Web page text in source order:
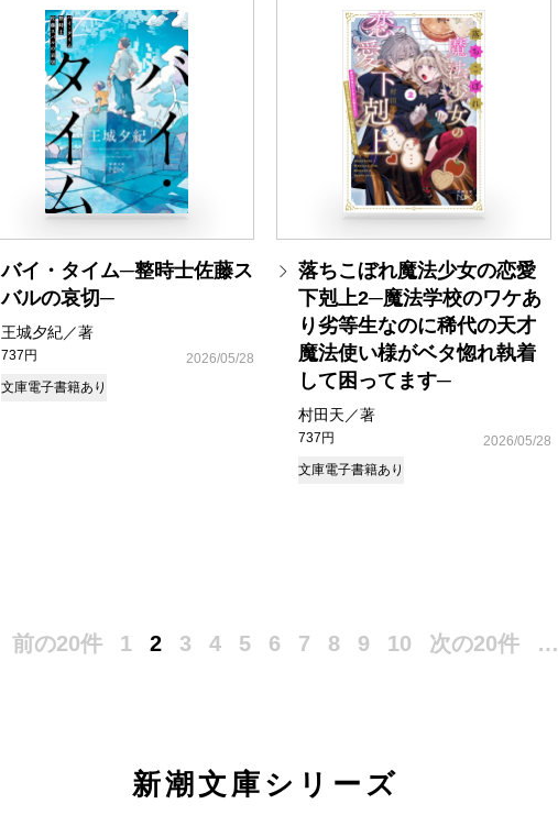
バイ・タイム─整時士佐藤ス
バルの哀切─
王城夕紀／著
737円
2026/05/28
文庫電子書籍あり
落ちこぼれ魔法少女の恋愛
下剋上2─魔法学校のワケあ
り劣等生なのに稀代の天才
魔法使い様がベタ惚れ執着
して困ってます─
村田天／著
737円
2026/05/28
文庫電子書籍あり
前の20件 1 2 3 4 5 6 7 8 9 10 次の20件 …
新潮文庫シリーズ